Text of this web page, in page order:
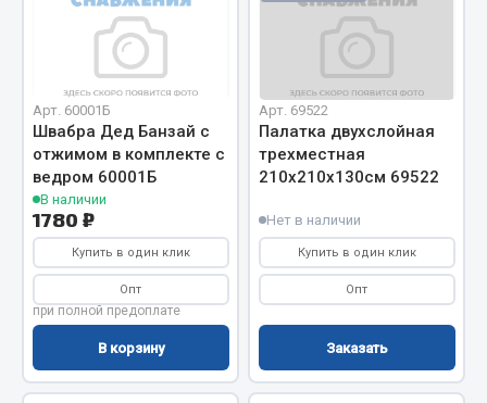
Отопители салона, подогреватели
Автономные воздушные отопители
Жидкостные подогреватели
Отопители салона
Подогреватели тосола
Весь раздел
Автотовары
Автозвук
Автокаталоги
Арт. 60001Б
Швабра Дед Банзай с
отжимом в комплекте с
ведром 60001Б
В наличии
1780 ₽
Купить в один клик
Опт
при полной предоплате
В корзину
Арт. 69522
Палатка двухслойная
трехместная
210х210х130см 69522
Нет в наличии
Купить в один клик
Опт
Заказать